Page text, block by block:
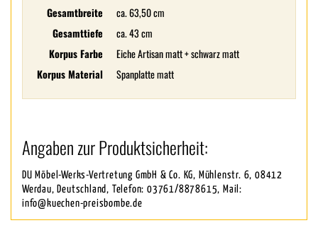
Gesamtbreite
ca. 63,50 cm
Gesamttiefe
ca. 43 cm
Korpus Farbe
Eiche Artisan matt + schwarz matt
Korpus Material
Spanplatte matt
Angaben zur Produktsicherheit:
DU Möbel-Werks-Vertretung GmbH & Co. KG, Mühlenstr. 6, 08412
Werdau, Deutschland, Telefon: 03761/8878615, Mail:
info@kuechen-preisbombe.de